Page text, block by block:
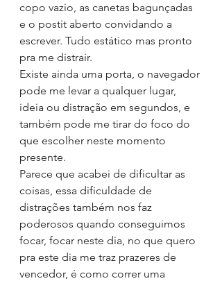
copo vazio, as canetas bagunçadas
e o postit aberto convidando a
escrever. Tudo estático mas pronto
pra me distrair.
Existe ainda uma porta, o navegador
pode me levar a qualquer lugar,
ideia ou distração em segundos, e
também pode me tirar do foco do
que escolher neste momento
presente.
Parece que acabei de dificultar as
coisas, essa dificuldade de
distrações também nos faz
poderosos quando conseguimos
focar, focar neste dia, no que quero
pra este dia me traz prazeres de
vencedor, é como correr uma